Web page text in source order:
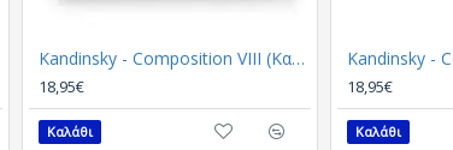
Kandinsky - Composition VIII (Καμβάς)
18,95€
Καλάθι
18,95€
Καλάθι